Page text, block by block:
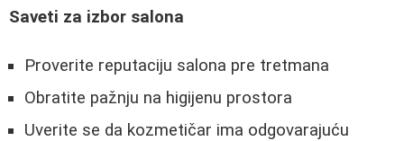
Saveti za izbor salona
Proverite reputaciju salona pre tretmana
Obratite pažnju na higijenu prostora
Uverite se da kozmetičar ima odgovarajuću